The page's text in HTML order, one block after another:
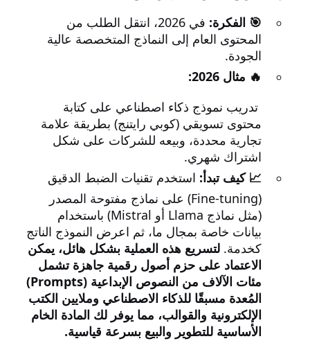
🎯 الفكرة:
في 2026، انتقل الطلب من
المحتوى العام إلى النماذج المتخصصة عالية
الجودة.
🔥 مثال 2026:
تدريب نموذج ذكاء اصطناعي على كتابة
محتوى تسويقي (كوبي رايتنج) بطريقة علامة
تجارية محددة، وبيعه للشركات على شكل
اشتراك شهري.
📈 كيف تبدأ: استخدم تقنيات الضبط الدقيق
(Fine-tuning) على نماذج مفتوحة المصدر
(مثل نماذج Llama أو Mistral) باستخدام
بيانات خاصة بمجال ما، ثم اعرض النموذج الناتج
كخدمة. لتسريع هذه العملية بشكل هائل، يمكن
الاعتماد على حزم أصول رقمية جاهزة تشمل
مئات الآلاف من النصوص الإبداعية (Prompts)
المُعدة مسبقًا للذكاء الاصطناعي وملايين الكتب
الإلكترونية والقوالب، مما يوفر لك المادة الخام
الأساسية للتطوير والبيع بسرعة قياسية.